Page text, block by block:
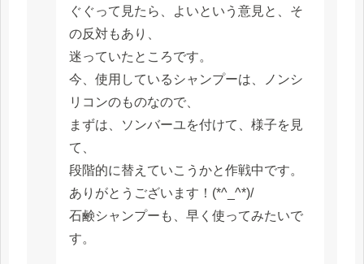
ぐぐって見たら、よいという意見と、そ
の反対もあり、
迷っていたところです。
今、使用しているシャンプーは、ノンシ
リコンのものなので、
まずは、ソンバーユを付けて、様子を見
て、
段階的に替えていこうかと作戦中です。
ありがとうございます！(*^_^*)/
石鹸シャンプーも、早く使ってみたいで
す。